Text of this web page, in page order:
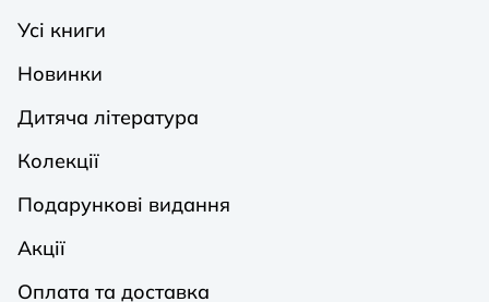
Усі книги
Новинки
Дитяча література
Колекції
Подарункові видання
Акції
Оплата та доставка